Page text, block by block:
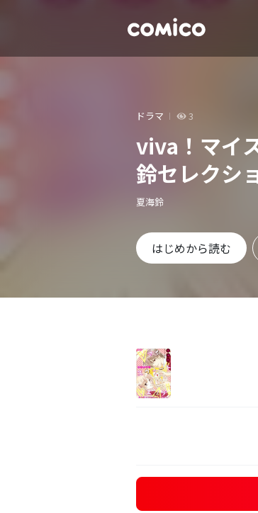
ドラマ 3
viva！マイ
鈴セレクシ
夏海鈴
はじめから読む